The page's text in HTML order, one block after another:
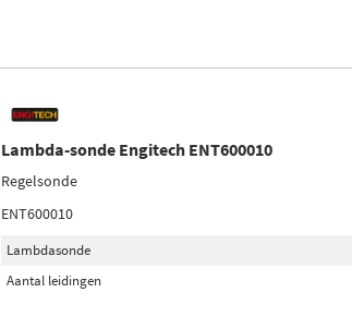
Lambda-sonde Engitech ENT600010
Regelsonde
ENT600010
Lambdasonde
Aantal leidingen